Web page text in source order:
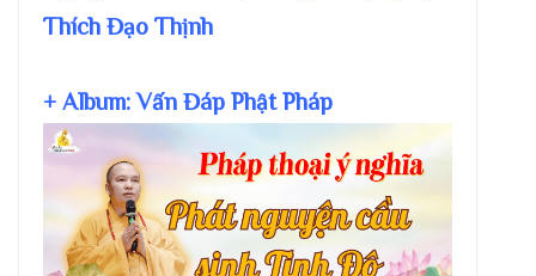
Thích Đạo Thịnh
+ Album: Vấn Đáp Phật Pháp